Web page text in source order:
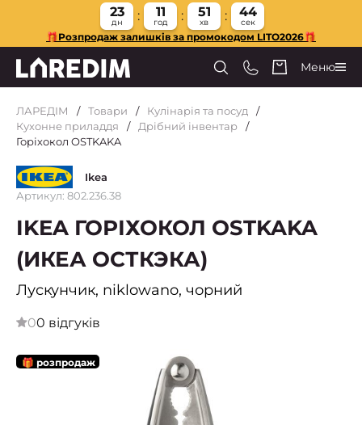
23
дн
11
год
51
хв
43
сек
🎁Розпродаж залишків за промокодом LITO2026🎁
Меню
ЛАРЕДІМ Товари
Кулінарія та посуд
Кухонне приладдя
Дрібний інвентар
Горіхокол OSTKAKA
Ikea
Артикул: 802.236.38
IKEA ГОРІХОКОЛ OSTKAKA
(ИКЕА ОСТКЭКА)
Лускунчик, niklowano, чорний
00 відгуків
🎁 розпродаж